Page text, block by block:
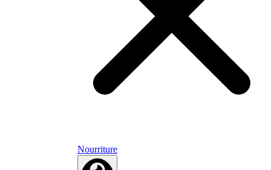
Nourriture